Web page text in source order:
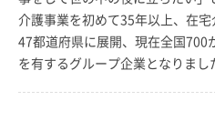
介護事業を初めて35年以上、在
47都道府県に展開、現在全国700
を有するグループ企業となりまし